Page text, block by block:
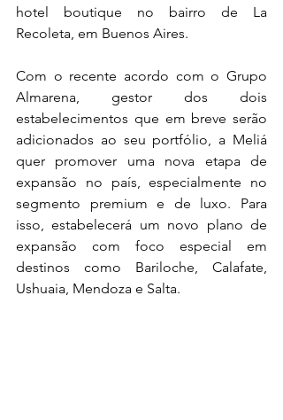
hotel boutique no bairro de La
Recoleta, em Buenos Aires.
Com o recente acordo com o Grupo
Almarena, gestor dos dois
estabelecimentos que em breve serão
adicionados ao seu portfólio, a Meliá
quer promover uma nova etapa de
expansão no país, especialmente no
segmento premium e de luxo. Para
isso, estabelecerá um novo plano de
expansão com foco especial em
destinos como Bariloche, Calafate,
Ushuaia, Mendoza e Salta.